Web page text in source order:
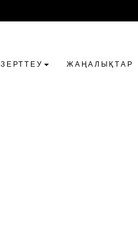
ЗЕРТТЕУ ЖАҢАЛЫҚТАР